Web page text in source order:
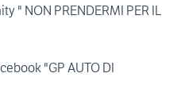
" NON PRENDERMI PER IL
"GP AUTO DI